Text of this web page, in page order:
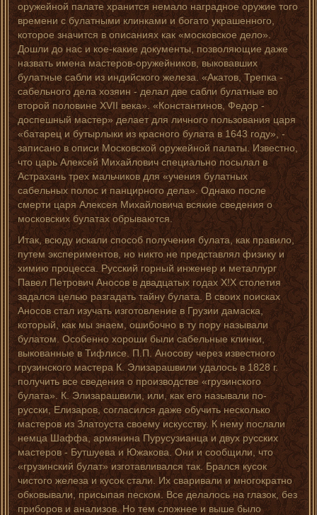
оружейной палате хранится немало наградное оружие того
времени с булатными клинками и богато украшенного,
которое значится в описаниях как «московское дело».
Дошли до нас и кое-какие документы, позволяющие даже
назвать имена мастеров-оружейников, выковавших
булатные сабли из индийского железа. «Акатов, Трепка -
сабельного дела хозяин - делал две сабли булатные во
второй половине XVII века». «Константинов, Федор -
доспешный мастер» делает для личного пользования царя
«батарец и бутырлыки из красного булата в 1643 году», -
записано в описи Московской оружейной палаты. Известно,
что царь Алексей Михайлович специально посылал в
Астрахань трех мальчиков для «учения булатных
сабельных полос и панцирного дела». Однако после
смерти царя Алексея Михайловича всякие сведения о
московских булатах обрываются.
Итак, всюду искали способ получения булата, как правило,
путем экспериментов, но никто не представлял физику и
химию процесса. Русский горный инженер и металлург
Павел Петрович Аносов в двадцатых годах Х!Х столетия
задался целью разгадать тайну булата. В своих поисках
Аносов стал изучать изготовление в Грузии дамаска,
который, как мы знаем, ошибочно в ту пору называли
булатом. Особенно хороши были сабельные клинки,
выкованные в Тифлисе. П.П. Аносову через известного
грузинского мастера К. Элизарашвили удалось в 1828 г.
получить все сведения о производстве «грузинского
булата». К. Элизарашвили, или, как его называли по-
русски, Елизаров, согласился даже обучить несколько
мастеров из Златоуста своему искусству. К нему послали
немца Шаффа, армянина Пурусузианца и двух русских
мастеров - Бутшуева и Южакова. Они и сообщили, что
«грузинский булат» изготавливался так. Брался кусок
чистого железа и кусок стали. Их сваривали и многократно
обковывали, присыпая песком. Все делалось на глазок, без
приборов и анализов. Но тем сложнее и выше было